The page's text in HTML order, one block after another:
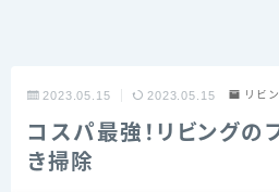
2023.05.15 2023.05.15 リビ
コスパ最強！リビングの
き掃除